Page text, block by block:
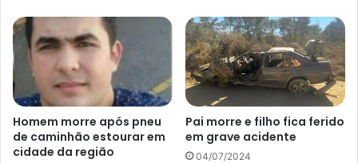
Homem morre após pneu
de caminhão estourar em
cidade da região
Pai morre e filho fica ferido
em grave acidente
04/07/2024